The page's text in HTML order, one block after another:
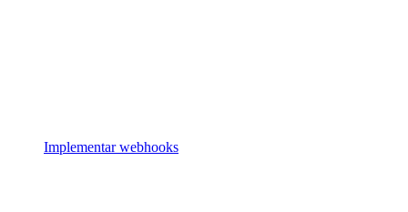
Implementar webhooks